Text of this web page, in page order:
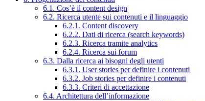
6.1. Cos’è il content design
6.2. Ricerca utente sui contenuti e il linguaggio
6.2.1. Content discovery
6.2.2. Dati di ricerca (search keywords)
6.2.3. Ricerca tramite analytics
6.2.4. Ricerca sui forum
6.3. Dalla ricerca ai bisogni degli utenti
6.3.1. User stories per definire i contenuti
6.3.2. Job stories per definire i contenuti
6.3.3. Criteri di accettazione
6.4. Architettura dell’informazione